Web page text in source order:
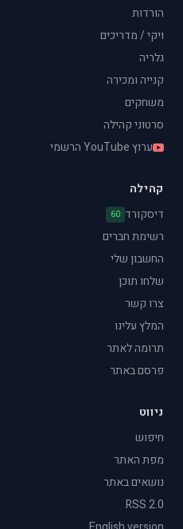
הורדות
ויקי / מדריכים
גלריה
קנייה ומכירה
משחקים
סרטוני קהילה
ערוץ YouTube הרשמי
קהילה
דיסקורד 60
רשימת חברים
החשבון שלי
שלחו תוכן
צרו קשר
המלץ עלינו
תרומה לאתר
פרסם באתר
ניווט
חיפוש
מפת האתר
נושאים באתר
RSS 2.0